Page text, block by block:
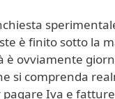
è finito sotto la
ovviamente
si comprenda
Iva e